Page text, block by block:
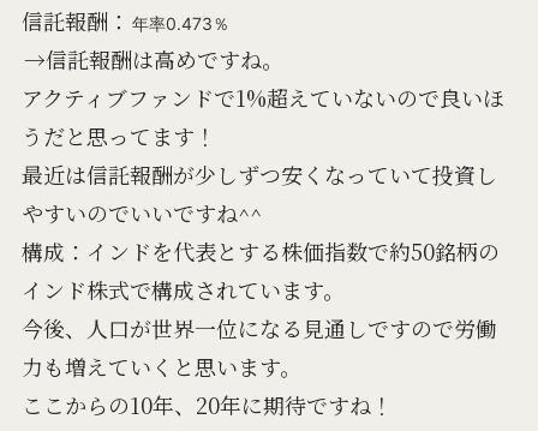
信託報酬： 年率0.473％
→信託報酬は高めですね。
アクティブファンドで1%超えていないので良いほ
うだと思ってます！
最近は信託報酬が少しずつ安くなっていて投資し
やすいのでいいですね^^
構成：インドを代表とする株価指数で約50銘柄の
インド株式で構成されています。
今後、人口が世界一位になる見通しですので労働
力も増えていくと思います。
ここからの10年、20年に期待ですね！